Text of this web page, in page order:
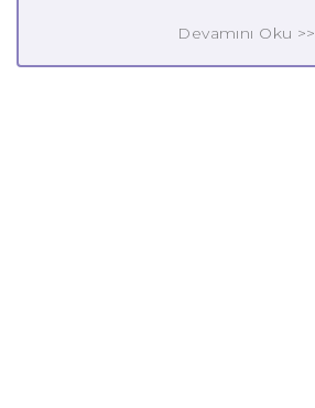
Devamını Oku >>